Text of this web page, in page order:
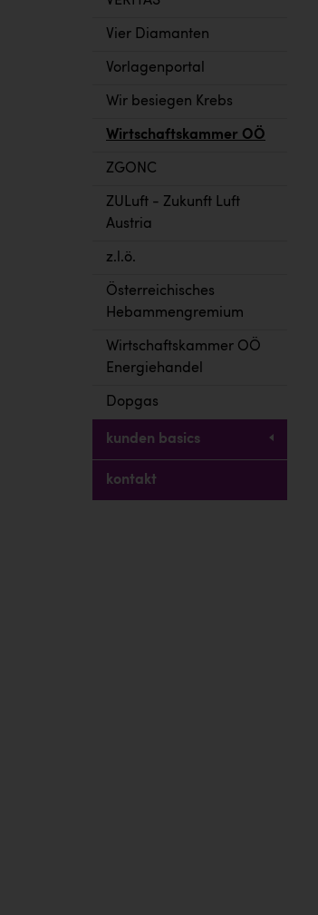
Vier Diamanten
Vorlagenportal
Wir besiegen Krebs
Wirtschaftskammer OÖ
ZGONC
ZULuft - Zukunft Luft
Austria
z.l.ö.
Österreichisches
Hebammengremium
Wirtschaftskammer OÖ
Energiehandel
Dopgas
kunden basics
kontakt